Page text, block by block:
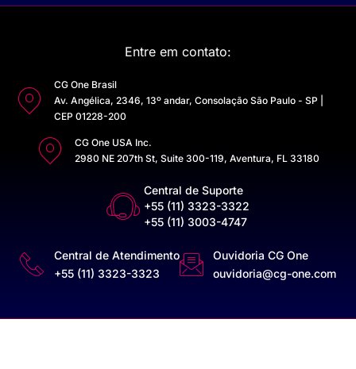
Entre em contato:
CG One Brasil
Av. Angélica, 2346, 13º andar, Consolação São Paulo - SP |
CEP 01228-200
CG One USA Inc.
2980 NE 207th St, Suite 300-119, Aventura, FL 33180
Central de Suporte
+55 (11) 3323-3322
+55 (11) 3003-4747
Central de Atendimento
+55 (11) 3323-3323
Ouvidoria CG One
ouvidoria@cg-one.com